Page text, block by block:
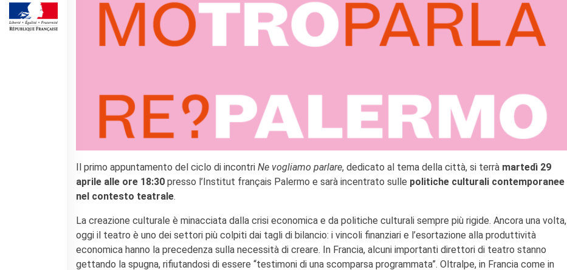
DIPLOMI E TEST
DELF-DALF
PERCORSO IN FRANCESE
Attività per la classe
Certificazioni
Formazioni per docenti
Laboratori
Mobilità
UNIVERSITÀ
universitaria
Studiare in Francia
Soggiorni linguistici in
Francia
Il primo appuntamento del ciclo di incontri Ne vogliamo parlare, dedicato al tema della città, si terrà martedì 29
aprile alle ore 18:30 presso l’Institut français Palermo e sarà incentrato sulle politiche culturali contemporanee
nel contesto teatrale.
La creazione culturale è minacciata dalla crisi economica e da politiche culturali sempre più rigide. Ancora una volta,
oggi il teatro è uno dei settori più colpiti dai tagli di bilancio: i vincoli finanziari e l’esortazione alla produttività
economica hanno la precedenza sulla necessità di creare. In Francia, alcuni importanti direttori di teatro stanno
gettando la spugna, rifiutandosi di essere “testimoni di una scomparsa programmata”. Oltralpe, in Francia come in